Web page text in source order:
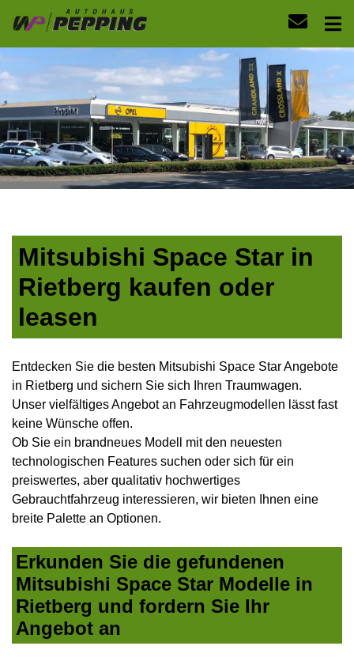
Mitsubishi Space Star in
Rietberg kaufen oder
leasen
Entdecken Sie die besten Mitsubishi Space Star Angebote
in Rietberg und sichern Sie sich Ihren Traumwagen.
Unser vielfältiges Angebot an Fahrzeugmodellen lässt fast
keine Wünsche offen.
Ob Sie ein brandneues Modell mit den neuesten
technologischen Features suchen oder sich für ein
preiswertes, aber qualitativ hochwertiges
Gebrauchtfahrzeug interessieren, wir bieten Ihnen eine
breite Palette an Optionen.
Erkunden Sie die gefundenen
Mitsubishi Space Star Modelle in
Rietberg und fordern Sie Ihr
Angebot an